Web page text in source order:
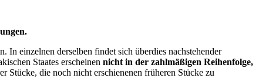
In einzelnen derselben findet sich überdies nachstehender
Staates erscheinen nicht in der zahlmäßigen Reihenfolge,
Stücke, die noch nicht erschienenen früheren Stücke zu